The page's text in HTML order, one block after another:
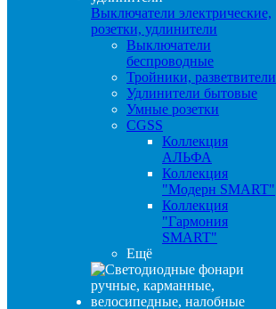
Выключатели электрические,
розетки, удлинители
Выключатели
беспроводные
Тройники, разветвители
Удлинители бытовые
Умные розетки
CGSS
Коллекция
АЛЬФА
Коллекция
"Модерн SMART"
Коллекция
"Гармония
SMART"
Ещё